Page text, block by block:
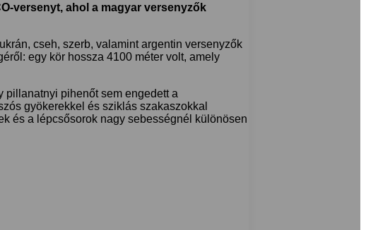
versenyt, ahol a magyar versenyzők
cseh, szerb, valamint argentin versenyzők
egy kör hossza 4100 méter volt, amely
pillanatnyi pihenőt sem engedett a
gyökerekkel és sziklás szakaszokkal
és a lépcsősorok nagy sebességnél különösen